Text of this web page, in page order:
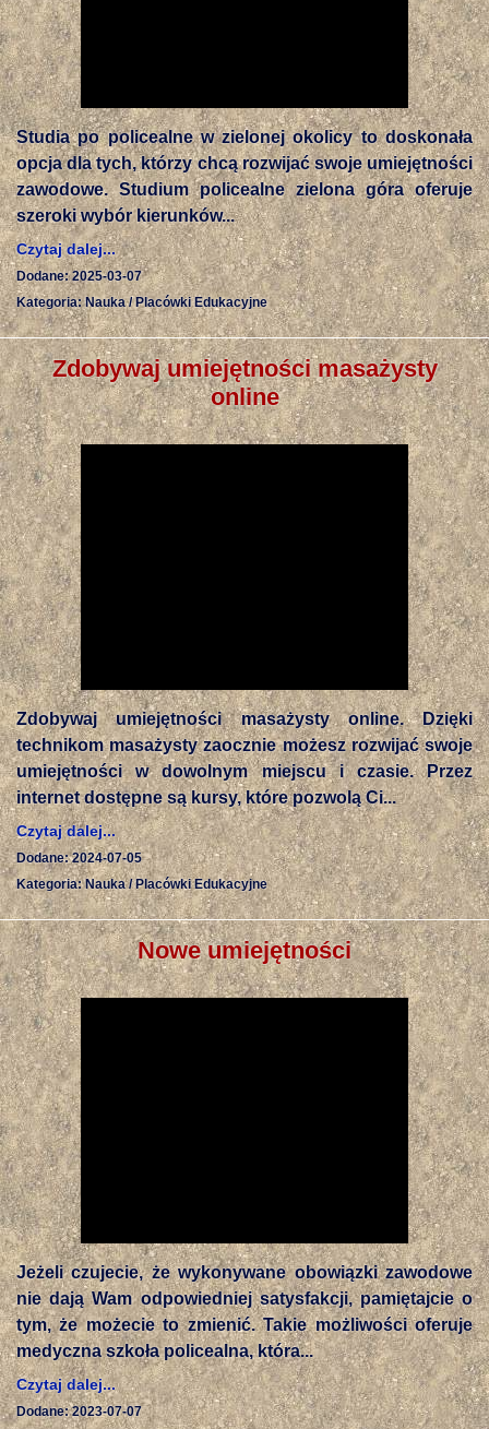
Studia po policealne w zielonej okolicy to doskonała
opcja dla tych, którzy chcą rozwijać swoje umiejętności
zawodowe. Studium policealne zielona góra oferuje
szeroki wybór kierunków...
Czytaj dalej...
Dodane: 2025-03-07
Kategoria: Nauka / Placówki Edukacyjne
Zdobywaj umiejętności masażysty
online
Zdobywaj umiejętności masażysty online. Dzięki
technikom masażysty zaocznie możesz rozwijać swoje
umiejętności w dowolnym miejscu i czasie. Przez
internet dostępne są kursy, które pozwolą Ci...
Czytaj dalej...
Dodane: 2024-07-05
Kategoria: Nauka / Placówki Edukacyjne
Nowe umiejętności
Jeżeli czujecie, że wykonywane obowiązki zawodowe
nie dają Wam odpowiedniej satysfakcji, pamiętajcie o
tym, że możecie to zmienić. Takie możliwości oferuje
medyczna szkoła policealna, która...
Czytaj dalej...
Dodane: 2023-07-07